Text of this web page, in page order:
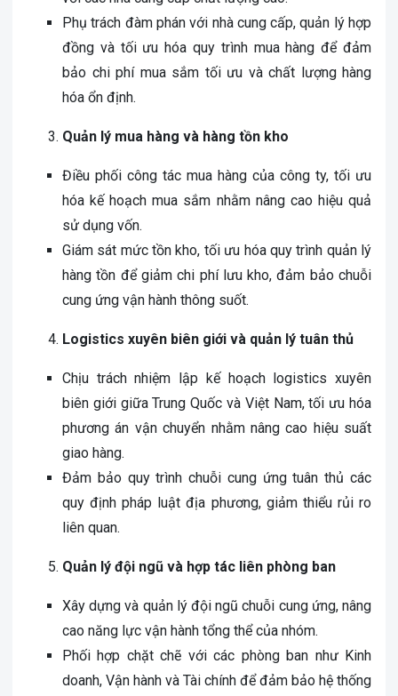
Phụ trách đàm phán với nhà cung cấp, quản lý hợp
đồng và tối ưu hóa quy trình mua hàng để đảm
bảo chi phí mua sắm tối ưu và chất lượng hàng
hóa ổn định.
Quản lý mua hàng và hàng tồn kho
Điều phối công tác mua hàng của công ty, tối ưu
hóa kế hoạch mua sắm nhằm nâng cao hiệu quả
sử dụng vốn.
Giám sát mức tồn kho, tối ưu hóa quy trình quản lý
hàng tồn để giảm chi phí lưu kho, đảm bảo chuỗi
cung ứng vận hành thông suốt.
Logistics xuyên biên giới và quản lý tuân thủ
Chịu trách nhiệm lập kế hoạch logistics xuyên
biên giới giữa Trung Quốc và Việt Nam, tối ưu hóa
phương án vận chuyển nhằm nâng cao hiệu suất
giao hàng.
Đảm bảo quy trình chuỗi cung ứng tuân thủ các
quy định pháp luật địa phương, giảm thiểu rủi ro
liên quan.
Quản lý đội ngũ và hợp tác liên phòng ban
Xây dựng và quản lý đội ngũ chuỗi cung ứng, nâng
cao năng lực vận hành tổng thể của nhóm.
Phối hợp chặt chẽ với các phòng ban như Kinh
doanh, Vận hành và Tài chính để đảm bảo hệ thống